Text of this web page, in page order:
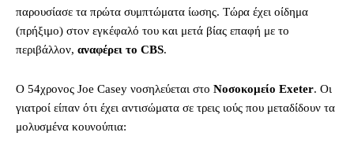
παρουσίασε τα πρώτα συμπτώματα ίωσης. Τώρα έχει οίδημα
(πρήξιμο) στον εγκέφαλό του και μετά βίας επαφή με το
περιβάλλον, αναφέρει το CBS.
Ο 54χρονος Joe Casey νοσηλεύεται στο Νοσοκομείο Exeter. Οι
γιατροί είπαν ότι έχει αντισώματα σε τρεις ιούς που μεταδίδουν τα
μολυσμένα κουνούπια: